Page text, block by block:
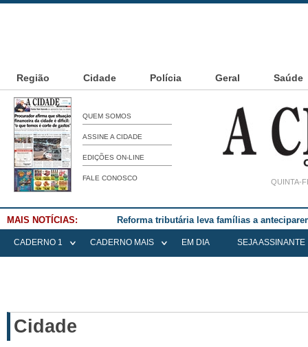
Região Cidade Polícia Geral Saúde
QUEM SOMOS
ASSINE A CIDADE
EDIÇÕES ON-LINE
FALE CONOSCO QUINTA-
MAIS NOTÍCIAS: Falece Elena Menoia Cesarin
CADERNO 1 CADERNO MAIS EM DIA SEJA ASSINANTE
Cidade